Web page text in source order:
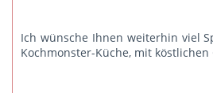
Ich wünsche Ihnen weiterhin viel
Kochmonster-Küche, mit